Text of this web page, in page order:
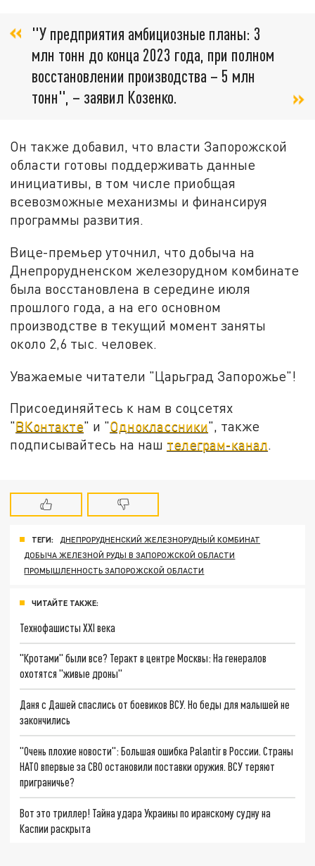
"У предприятия амбициозные планы: 3
млн тонн до конца 2023 года, при полном
восстановлении производства – 5 млн
тонн", – заявил Козенко.
Он также добавил, что власти Запорожской
области готовы поддерживать данные
инициативы, в том числе приобщая
всевозможные механизмы и финансируя
программы развития.
Вице-премьер уточнил, что добыча на
Днепрорудненском железорудном комбинате
была восстановлена в середине июля
прошлого года, а на его основном
производстве в текущий момент заняты
около 2,6 тыс. человек.
Уважаемые читатели "Царьград Запорожье"!
Присоединяйтесь к нам в соцсетях
"ВКонтакте" и "Одноклассники", также
подписывайтесь на наш телеграм-канал.
ТЕГИ:
ДНЕПРОРУДНЕНСКИЙ ЖЕЛЕЗНОРУДНЫЙ КОМБИНАТ
ДОБЫЧА ЖЕЛЕЗНОЙ РУДЫ В ЗАПОРОЖСКОЙ ОБЛАСТИ
ПРОМЫШЛЕННОСТЬ ЗАПОРОЖСКОЙ ОБЛАСТИ
ЧИТАЙТЕ ТАКЖЕ:
Технофашисты XXI века
"Кротами" были все? Теракт в центре Москвы: На генералов
охотятся "живые дроны"
Даня с Дашей спаслись от боевиков ВСУ. Но беды для малышей не
закончились
"Очень плохие новости": Большая ошибка Palantir в России. Страны
НАТО впервые за СВО остановили поставки оружия. ВСУ теряют
приграничье?
Вот это триллер! Тайна удара Украины по иранскому судну на
Каспии раскрыта